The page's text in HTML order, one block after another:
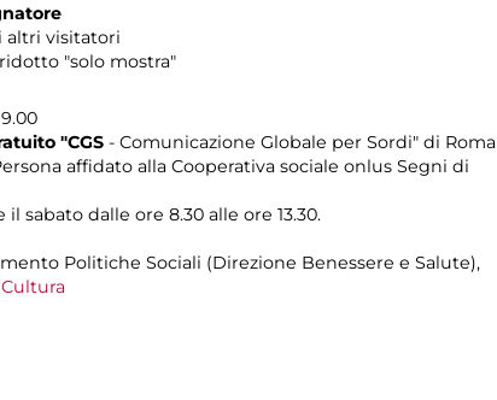
altri visitatori
"solo mostra"
"CGS - Comunicazione Globale per Sordi" di Roma
affidato alla Cooperativa sociale onlus Segni di
sabato dalle ore 8.30 alle ore 13.30.
Politiche Sociali (Direzione Benessere e Salute),